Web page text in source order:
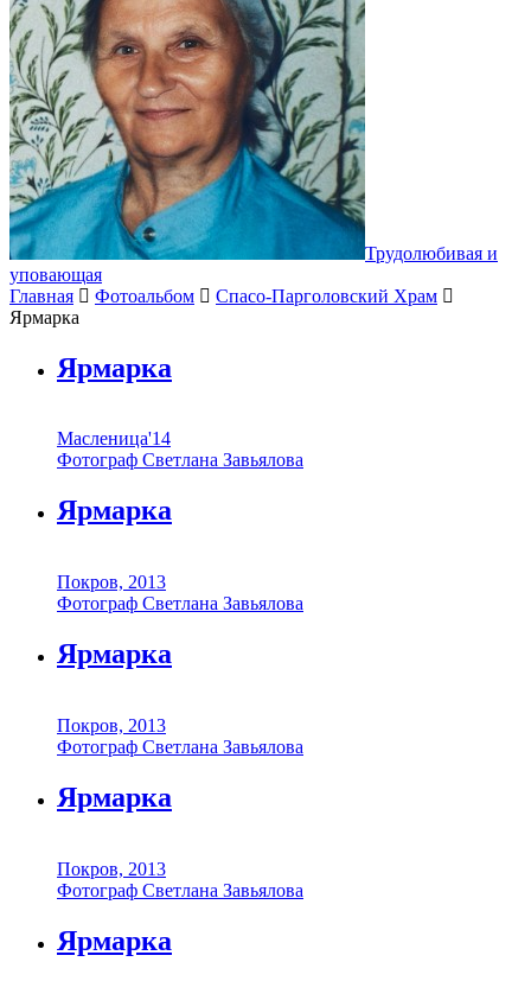
Трудолюбивая и
уповающая
Главная
Фотоальбом
Спасо-Парголовский Храм
Ярмарка
Ярмарка
Масленица'14
Фотограф Светлана Завьялова
Ярмарка
Покров, 2013
Фотограф Светлана Завьялова
Ярмарка
Покров, 2013
Фотограф Светлана Завьялова
Ярмарка
Покров, 2013
Фотограф Светлана Завьялова
Ярмарка